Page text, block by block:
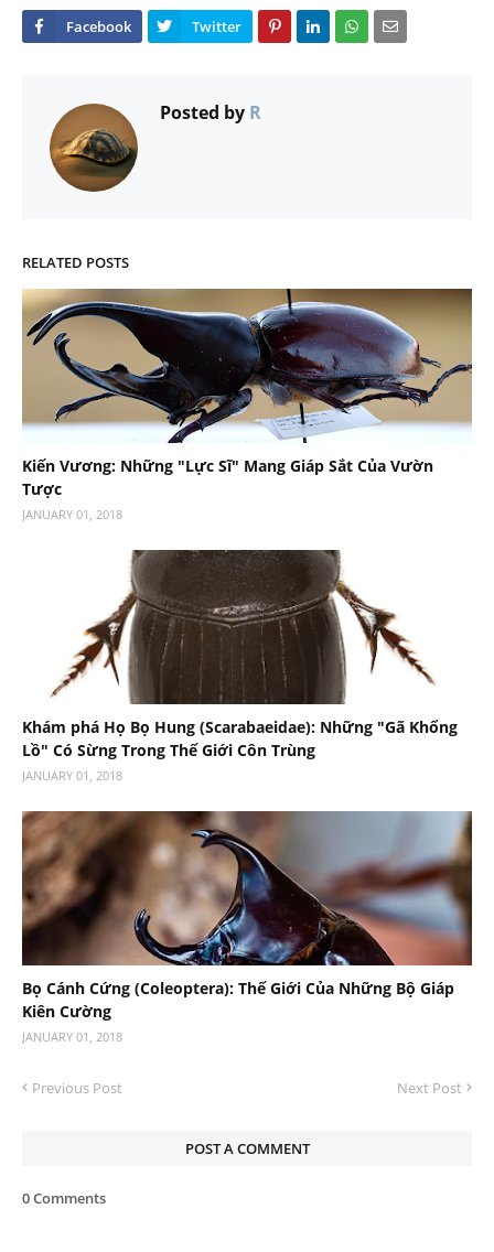
Posted by R
RELATED POSTS
Kiến Vương: Những "Lực Sĩ" Mang Giáp Sắt Của Vườn
Tược
JANUARY 01, 2018
Khám phá Họ Bọ Hung (Scarabaeidae): Những "Gã Khổng
Lồ" Có Sừng Trong Thế Giới Côn Trùng
JANUARY 01, 2018
Bọ Cánh Cứng (Coleoptera): Thế Giới Của Những Bộ Giáp
Kiên Cường
JANUARY 01, 2018
Previous Post Next Post
POST A COMMENT
0 Comments